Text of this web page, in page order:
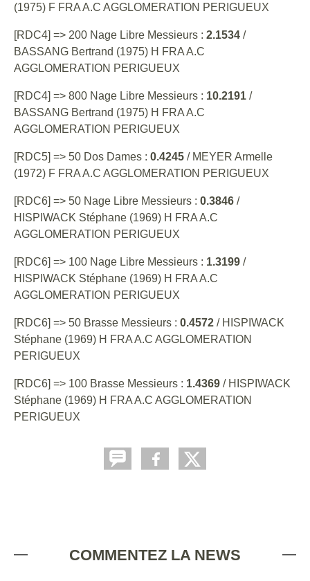
(1975) F FRA A.C AGGLOMERATION PERIGUEUX
[RDC4] => 200 Nage Libre Messieurs : 2.1534 /
BASSANG Bertrand (1975) H FRA A.C
AGGLOMERATION PERIGUEUX
[RDC4] => 800 Nage Libre Messieurs : 10.2191 /
BASSANG Bertrand (1975) H FRA A.C
AGGLOMERATION PERIGUEUX
[RDC5] => 50 Dos Dames : 0.4245 / MEYER Armelle
(1972) F FRA A.C AGGLOMERATION PERIGUEUX
[RDC6] => 50 Nage Libre Messieurs : 0.3846 /
HISPIWACK Stéphane (1969) H FRA A.C
AGGLOMERATION PERIGUEUX
[RDC6] => 100 Nage Libre Messieurs : 1.3199 /
HISPIWACK Stéphane (1969) H FRA A.C
AGGLOMERATION PERIGUEUX
[RDC6] => 50 Brasse Messieurs : 0.4572 / HISPIWACK
Stéphane (1969) H FRA A.C AGGLOMERATION
PERIGUEUX
[RDC6] => 100 Brasse Messieurs : 1.4369 / HISPIWACK
Stéphane (1969) H FRA A.C AGGLOMERATION
PERIGUEUX
COMMENTEZ LA NEWS